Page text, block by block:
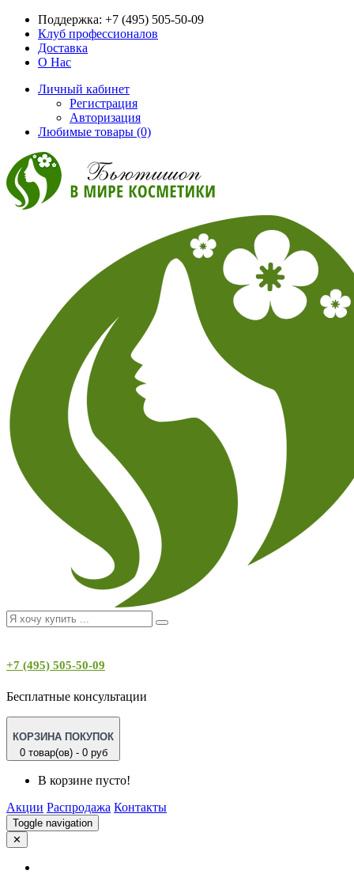
Поддержка: +7 (495) 505-50-09
Клуб профессионалов
Доставка
О Нас
Личный кабинет
Регистрация
Авторизация
Любимые товары (0)
+7 (495) 505-50-09
Бесплатные консультации
КОРЗИНА ПОКУПОК
0 товар(ов) - 0 руб
В корзине пусто!
Акции Распродажа Контакты
Toggle navigation
✕